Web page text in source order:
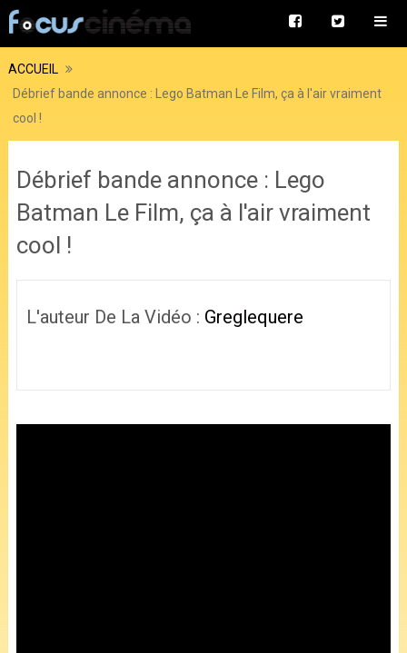
ACCUEIL
Débrief bande annonce : Lego Batman Le Film, ça à l'air vraiment
cool !
Débrief bande annonce : Lego
Batman Le Film, ça à l'air vraiment
cool !
L'auteur De La Vidéo : Greglequere